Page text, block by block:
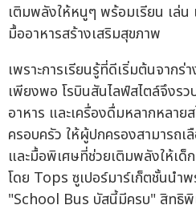
เติมพลังให้หนูๆ พร้อมเรียน เล่น
มื้ออาหารสร้างเสริมสุขภาพ
เพราะการเรียนรู้ที่ดีเริ่มต้นจาก
เพียงพอ โรบินสันไลฟ์สไตล์จึงรว
อาหาร และเครื่องดื่มหลากหลาย
ครอบครัว ให้ผู้ปกครองสามารถ
และมื้อพิเศษที่ช่วยเติมพลังให้เ
โดย Tops ซูเปอร์มาร์เก็ตชั้นนำพ
"School Bus บัสนี้มีครบ" สิทธิพิ